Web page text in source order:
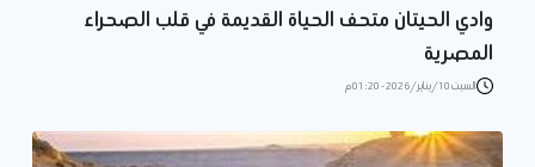
وادي الحيتان متحف الحياة القديمة في قلب الصحراء
المصرية
السبت 10/يناير/2026 - 01:20 م